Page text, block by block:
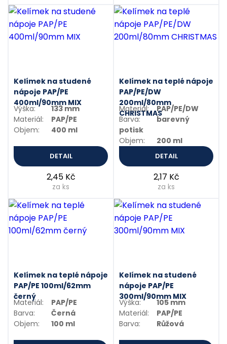
Kelímek na studené
nápoje PAP/PE
400ml/90mm MIX
Výška:
133 mm
Materiál:
PAP/PE
Objem:
400 ml
DETAIL
2,45 Kč
za ks
Kelímek na teplé nápoje
PAP/PE/DW
200ml/80mm
CHRISTMAS
Materiál:
PAP/PE/DW
Barva:
barevný
potisk
Objem:
200 ml
DETAIL
2,17 Kč
za ks
Kelímek na teplé nápoje
PAP/PE 100ml/62mm
černý
Materiál:
PAP/PE
Barva:
Černá
Objem:
100 ml
Kelímek na studené
nápoje PAP/PE
300ml/90mm MIX
Výška:
105 mm
Materiál:
PAP/PE
Barva:
Růžová